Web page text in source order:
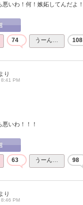
悪いわ！何！嫉妬してんだよ！
74 うーん… 108
り
PM
いわ！！！
63 うーん… 98
り
PM